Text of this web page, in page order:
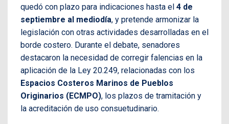
quedó con plazo para indicaciones hasta el 4 de
septiembre al mediodía, y pretende armonizar la
legislación con otras actividades desarrolladas en el
borde costero. Durante el debate, senadores
destacaron la necesidad de corregir falencias en la
aplicación de la Ley 20.249, relacionadas con los
Espacios Costeros Marinos de Pueblos
Originarios (ECMPO), los plazos de tramitación y
la acreditación de uso consuetudinario.